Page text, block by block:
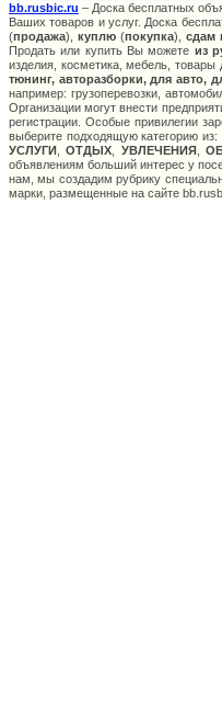
bb.rusbic.ru – Доска бесплатных
Ваших товаров и услуг. Доска
(продажа), куплю (покупка), сдам
Продать или купить Вы можете из
изделия, косметика, мебель,
тюнинг, авторазборки, для авто,
например: грузоперевозки,
Организации могут внести
регистрации. Особые привилегии
выберите подходящую категорию из:
УСЛУГИ ,ОТДЫХ УВЛЕЧЕНИЯ,
объявлениям больший интерес у
нам, мы создадим рубрику
марки, размещенные на сайте